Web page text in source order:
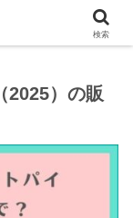
ブログ
2025）の販
検索